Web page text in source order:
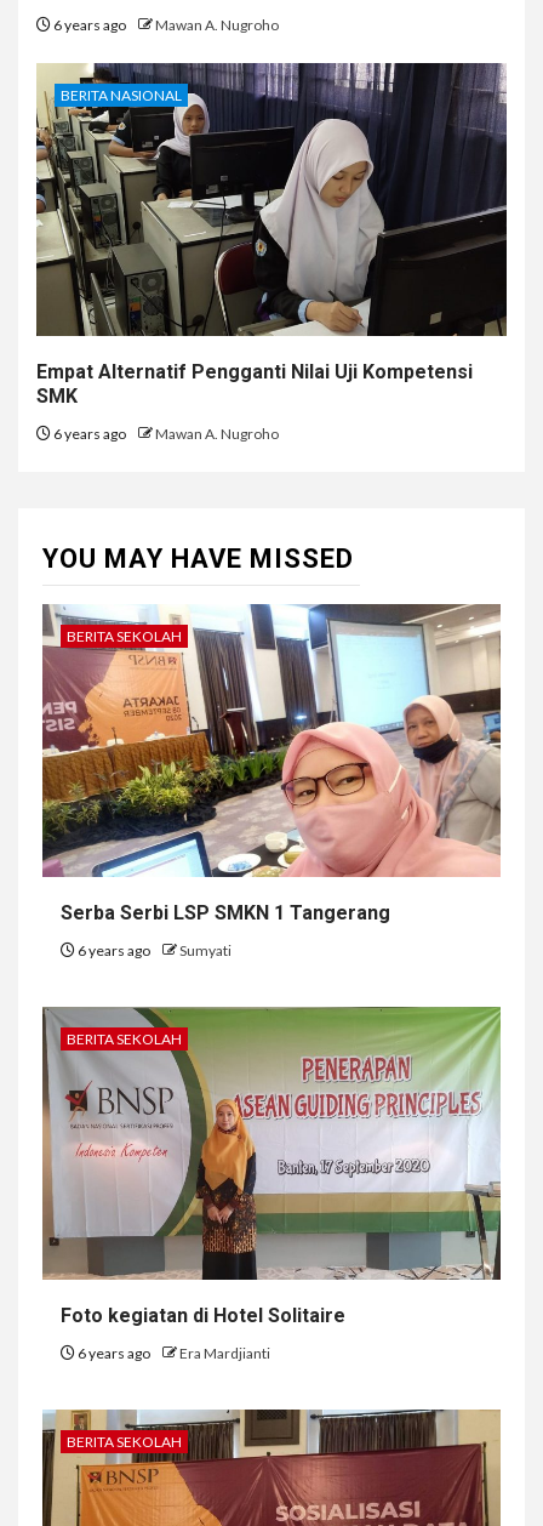
6 years ago Mawan A. Nugroho
BERITA NASIONAL
Empat Alternatif Pengganti Nilai Uji Kompetensi
SMK
6 years ago Mawan A. Nugroho
YOU MAY HAVE MISSED
BERITA SEKOLAH
Serba Serbi LSP SMKN 1 Tangerang
6 years ago Sumyati
BERITA SEKOLAH
Foto kegiatan di Hotel Solitaire
6 years ago Era Mardjianti
BERITA SEKOLAH